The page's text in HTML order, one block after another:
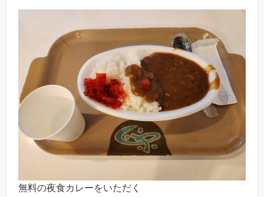
無料の夜食カレーをいただく